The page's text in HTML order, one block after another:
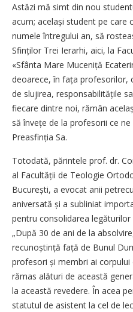
Astăzi mă simt din nou
acum; același student pe care
numele întregului an, să
Sfinților Trei Ierarhi, aici, la
«Sfânta Mare Muceniță
deoarece, în fața profesorilor,
de slujirea, res­ponsa­bilitățile
fiecare dintre noi, rămân
să învețe de la profesorii ce
Preasfinția Sa.
Totodată, părintele prof. dr.
al Facultății de Teologie
Bucu­rești, a evocat anii
aniversată și a subliniat
pentru consolidarea
„După 30 de ani de la
recunoștință față de Bunul
profesori și membri ai corpului
rămas alături de această
la această revedere. În acea
statutul de asistent la cel de